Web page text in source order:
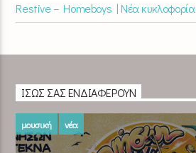
Restive – Homeboys | Νέα κυκλοφορία
ΊΣΩΣ ΣΑΣ ΕΝΔΙΑΦΈΡΟΥΝ
μουσική νέα